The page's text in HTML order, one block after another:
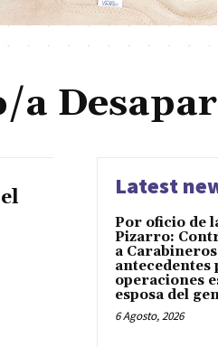
Latest
Por oficio de
Pizarro:
a
antecedentes
operaciones
esposa del
6 Agosto, 2026